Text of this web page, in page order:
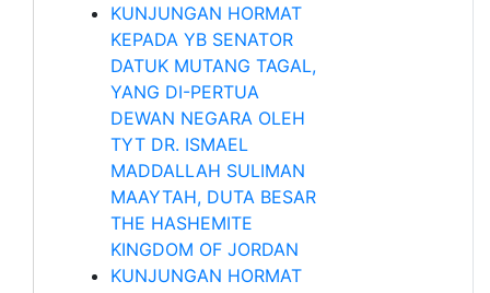
KUNJUNGAN HORMAT
KEPADA YB SENATOR
DATUK MUTANG TAGAL,
YANG DI-PERTUA
DEWAN NEGARA OLEH
TYT DR. ISMAEL
MADDALLAH SULIMAN
MAAYTAH, DUTA BESAR
THE HASHEMITE
KINGDOM OF JORDAN
KUNJUNGAN HORMAT